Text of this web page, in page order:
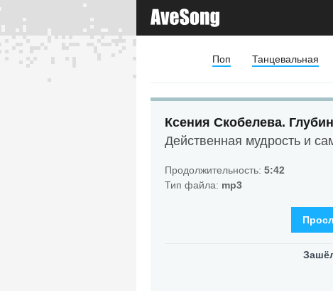
Поп Танцевальная
Ксения Скобелева.
Действенная мудрость и
Продолжительность: 5:42
Тип файла: mp3